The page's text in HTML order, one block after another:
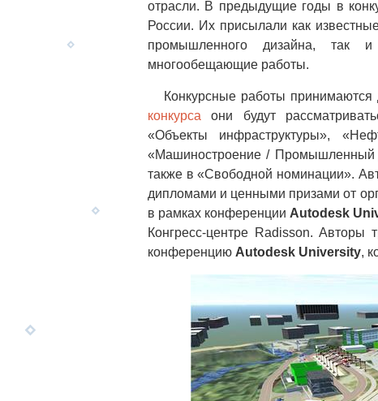
отрасли. В предыдущие годы в
России. Их присылали как
промышленного дизайна, так
многообещающие работы.
Конкурсные работы принимаются
конкурса они будут
«Объекты инфраструктуры»,
«Машиностроение / Промышленный
также в «Свободной номинации».
дипломами и ценными призами от
в рамках конференции Autodesk
Конгресс-центре Radisson.
конференцию Autodesk University,